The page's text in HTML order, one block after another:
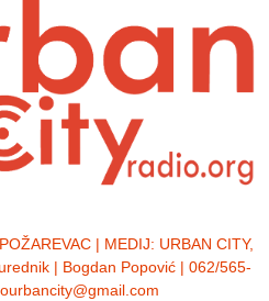
| MEDIJ: URBAN CITY,
| Bogdan Popović | 062/565-